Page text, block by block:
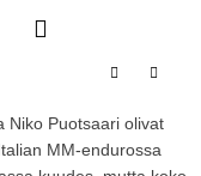
Niko Puotsaari olivat
MM-endurossa